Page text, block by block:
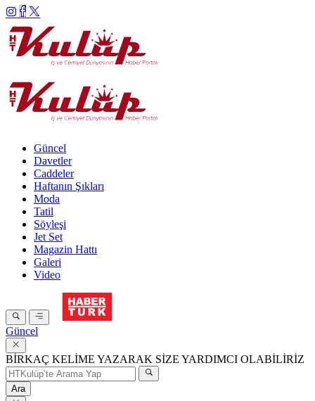
Güncel
Davetler
Caddeler
Haftanın Şıkları
Moda
Tatil
Söyleşi
Jet Set
Magazin Hattı
Galeri
Video
Güncel
BİRKAÇ KELİME YAZARAK SİZE YARDIMCI OLABİLİRİZ
Ara